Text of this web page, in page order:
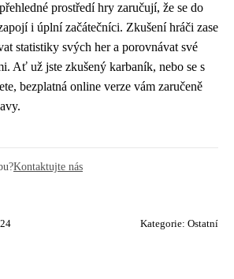
prostředí hry zaručují, že se do
i úplní začátečníci. Zkušení hráči zase
statistiky svých her a porovnávat své
Ať už jste zkušený karbaník, nebo se s
bezplatná online verze vám zaručeně
Kontaktujte nás
Kategorie: Ostatní